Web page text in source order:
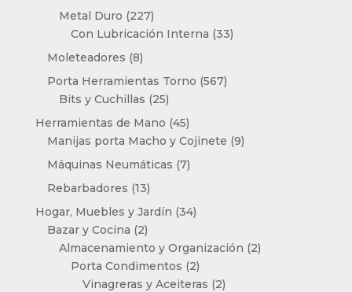
Metal Duro 227227
productos
Con Lubricación Interna 3333
Moleteadores 88
productos
Porta Herramientas Torno 567567
Bits y Cuchillas 2525
productos
Herramientas de Mano 4545
productos
Manijas porta Macho y Cojinete 99
Máquinas Neumáticas 77
Rebarbadores 1313
productos
Hogar, Muebles y Jardín 3434
Bazar y Cocina 22
productos
Almacenamiento y Organización 22
Porta Condimentos 22
productos
Vinagreras y Aceiteras 22